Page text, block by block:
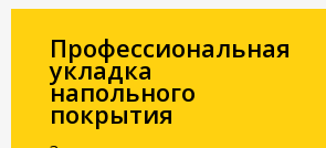
Профессиональная
укладка
напольного
покрытия